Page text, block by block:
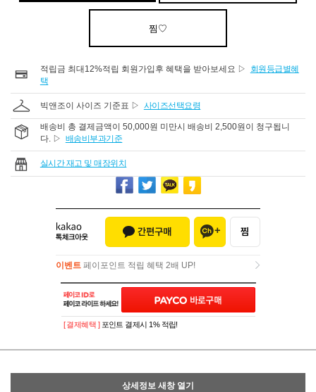
찜♡
적립금 최대12%적립 회원가입후 혜택을 받아보세요 ▷
회원등급별혜
택
빅앤조이 사이즈 기준표 ▷ 사이즈선택요령
배송비 총 결제금액이 50,000원 미만시 배송비 2,500원이 청구됩니
다. ▷ 배송비부과기준
실시간 재고 및 매장위치
이벤트 페이포인트 적립 혜택 2배 UP!
이벤트페이포인트 적립 혜택 2배 UP!
[ 결제혜택 ] 포인트 결제시 1% 적립!
상세정보 새창 열기